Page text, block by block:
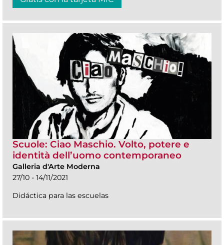
Scuole: Ciao Maschio. Volto, potere e
identità dell’uomo contemporaneo
Galleria d'Arte Moderna
27/10 - 14/11/2021
Didáctica para las escuelas